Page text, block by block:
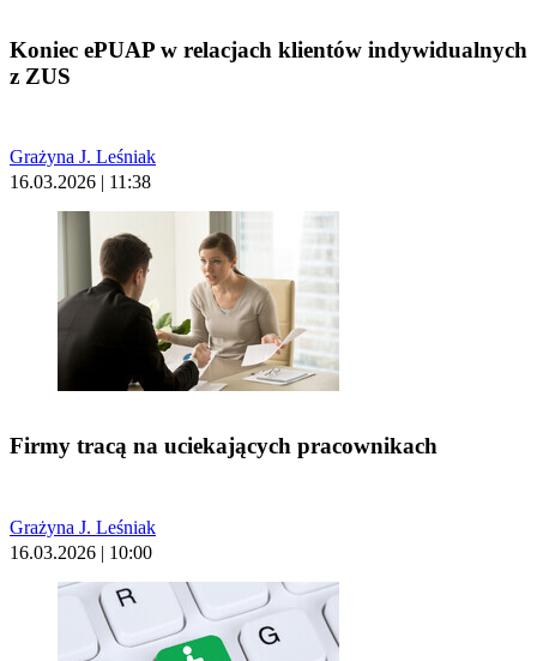
Koniec ePUAP w relacjach klientów indywidualnych
z ZUS
Grażyna J. Leśniak
16.03.2026 | 11:38
Firmy tracą na uciekających pracownikach
Grażyna J. Leśniak
16.03.2026 | 10:00